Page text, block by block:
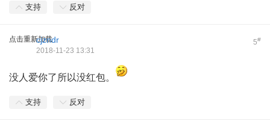
支持 反对
点击重新加载 5#
cjzndr
2018-11-23 13:31
没人爱你了所以没红包。
支持 反对